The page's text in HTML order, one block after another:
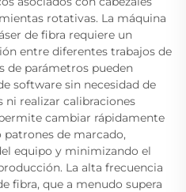
rotativas. La máquina
de fibra requiere un
entre diferentes trabajos de
de parámetros pueden
software sin necesidad de
realizar calibraciones
cambiar rápidamente
de marcado,
equipo y minimizando el
La alta frecuencia
fibra, que a menudo supera